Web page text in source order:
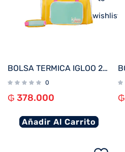
wishlist
BOLSA TERMICA IGLOO 24 LATAS DUFFEL RETRO AMARILLO 60965
0
₲ 378.000
Añadir Al Carrito
₲